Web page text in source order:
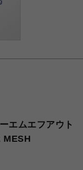
エムエフアウト
MESH